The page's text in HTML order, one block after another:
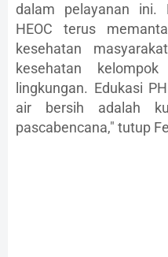
dalam pelayanan ini.
HEOC terus
kesehatan
kesehatan
lingkungan. Edukasi
air bersih adalah
pascabencana," tutup